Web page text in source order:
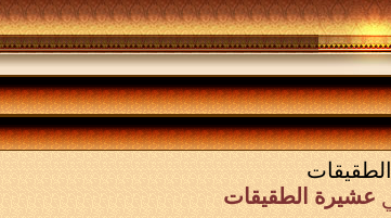
الطقيقات
عشيرة الطقيقات